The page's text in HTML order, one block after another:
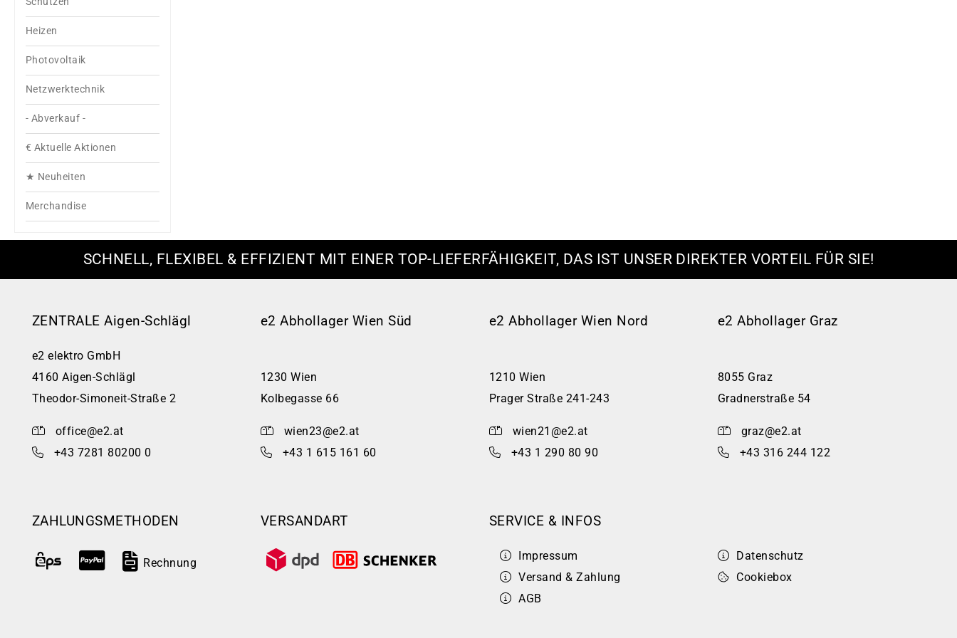
Heizen
Photovoltaik
Netzwerktechnik
- Abverkauf -
€ Aktuelle Aktionen
★ Neuheiten
Merchandise
SCHNELL, FLEXIBEL & EFFIZIENT MIT EINER TOP-LIEFERFÄHIGKEIT, DAS IST UNSER DIREKTER VORTEIL FÜR SIE!
ZENTRALE Aigen-Schlägl
e2 elektro GmbH
4160 Aigen-Schlägl
Theodor-Simoneit-Straße 2
office@e2.at
+43 7281 80200 0
e2 Abhollager Wien Süd
1230 Wien
Kolbegasse 66
wien23@e2.at
+43 1 615 161 60
e2 Abhollager Wien Nord
1210 Wien
Prager Straße 241-243
wien21@e2.at
+43 1 290 80 90
e2 Abhollager Graz
8055 Graz
Gradnerstraße 54
graz@e2.at
+43 316 244 122
ZAHLUNGSMETHODEN
Rechnung
VERSANDART SERVICE & INFOS
Impressum
Versand & Zahlung
AGB
Datenschutz
Cookiebox